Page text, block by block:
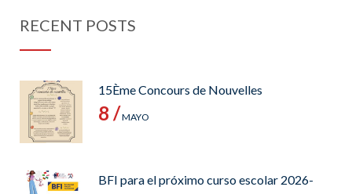
RECENT POSTS
15Ème Concours de Nouvelles
8 /MAYO
BFI para el próximo curso escolar 2026-